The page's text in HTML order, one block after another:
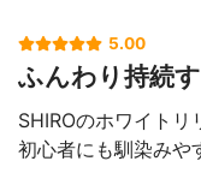
5.00
ふんわり持続
SHIROのホワイト
初心者にも馴染みや